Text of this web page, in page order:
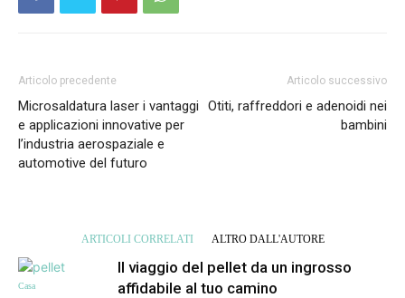
Articolo precedente
Microsaldatura laser i vantaggi
e applicazioni innovative per
l’industria aerospaziale e
automotive del futuro
Articolo successivo
Otiti, raffreddori e adenoidi nei
bambini
ARTICOLI CORRELATI ALTRO DALL'AUTORE
Casa
Il viaggio del pellet da un ingrosso
affidabile al tuo camino